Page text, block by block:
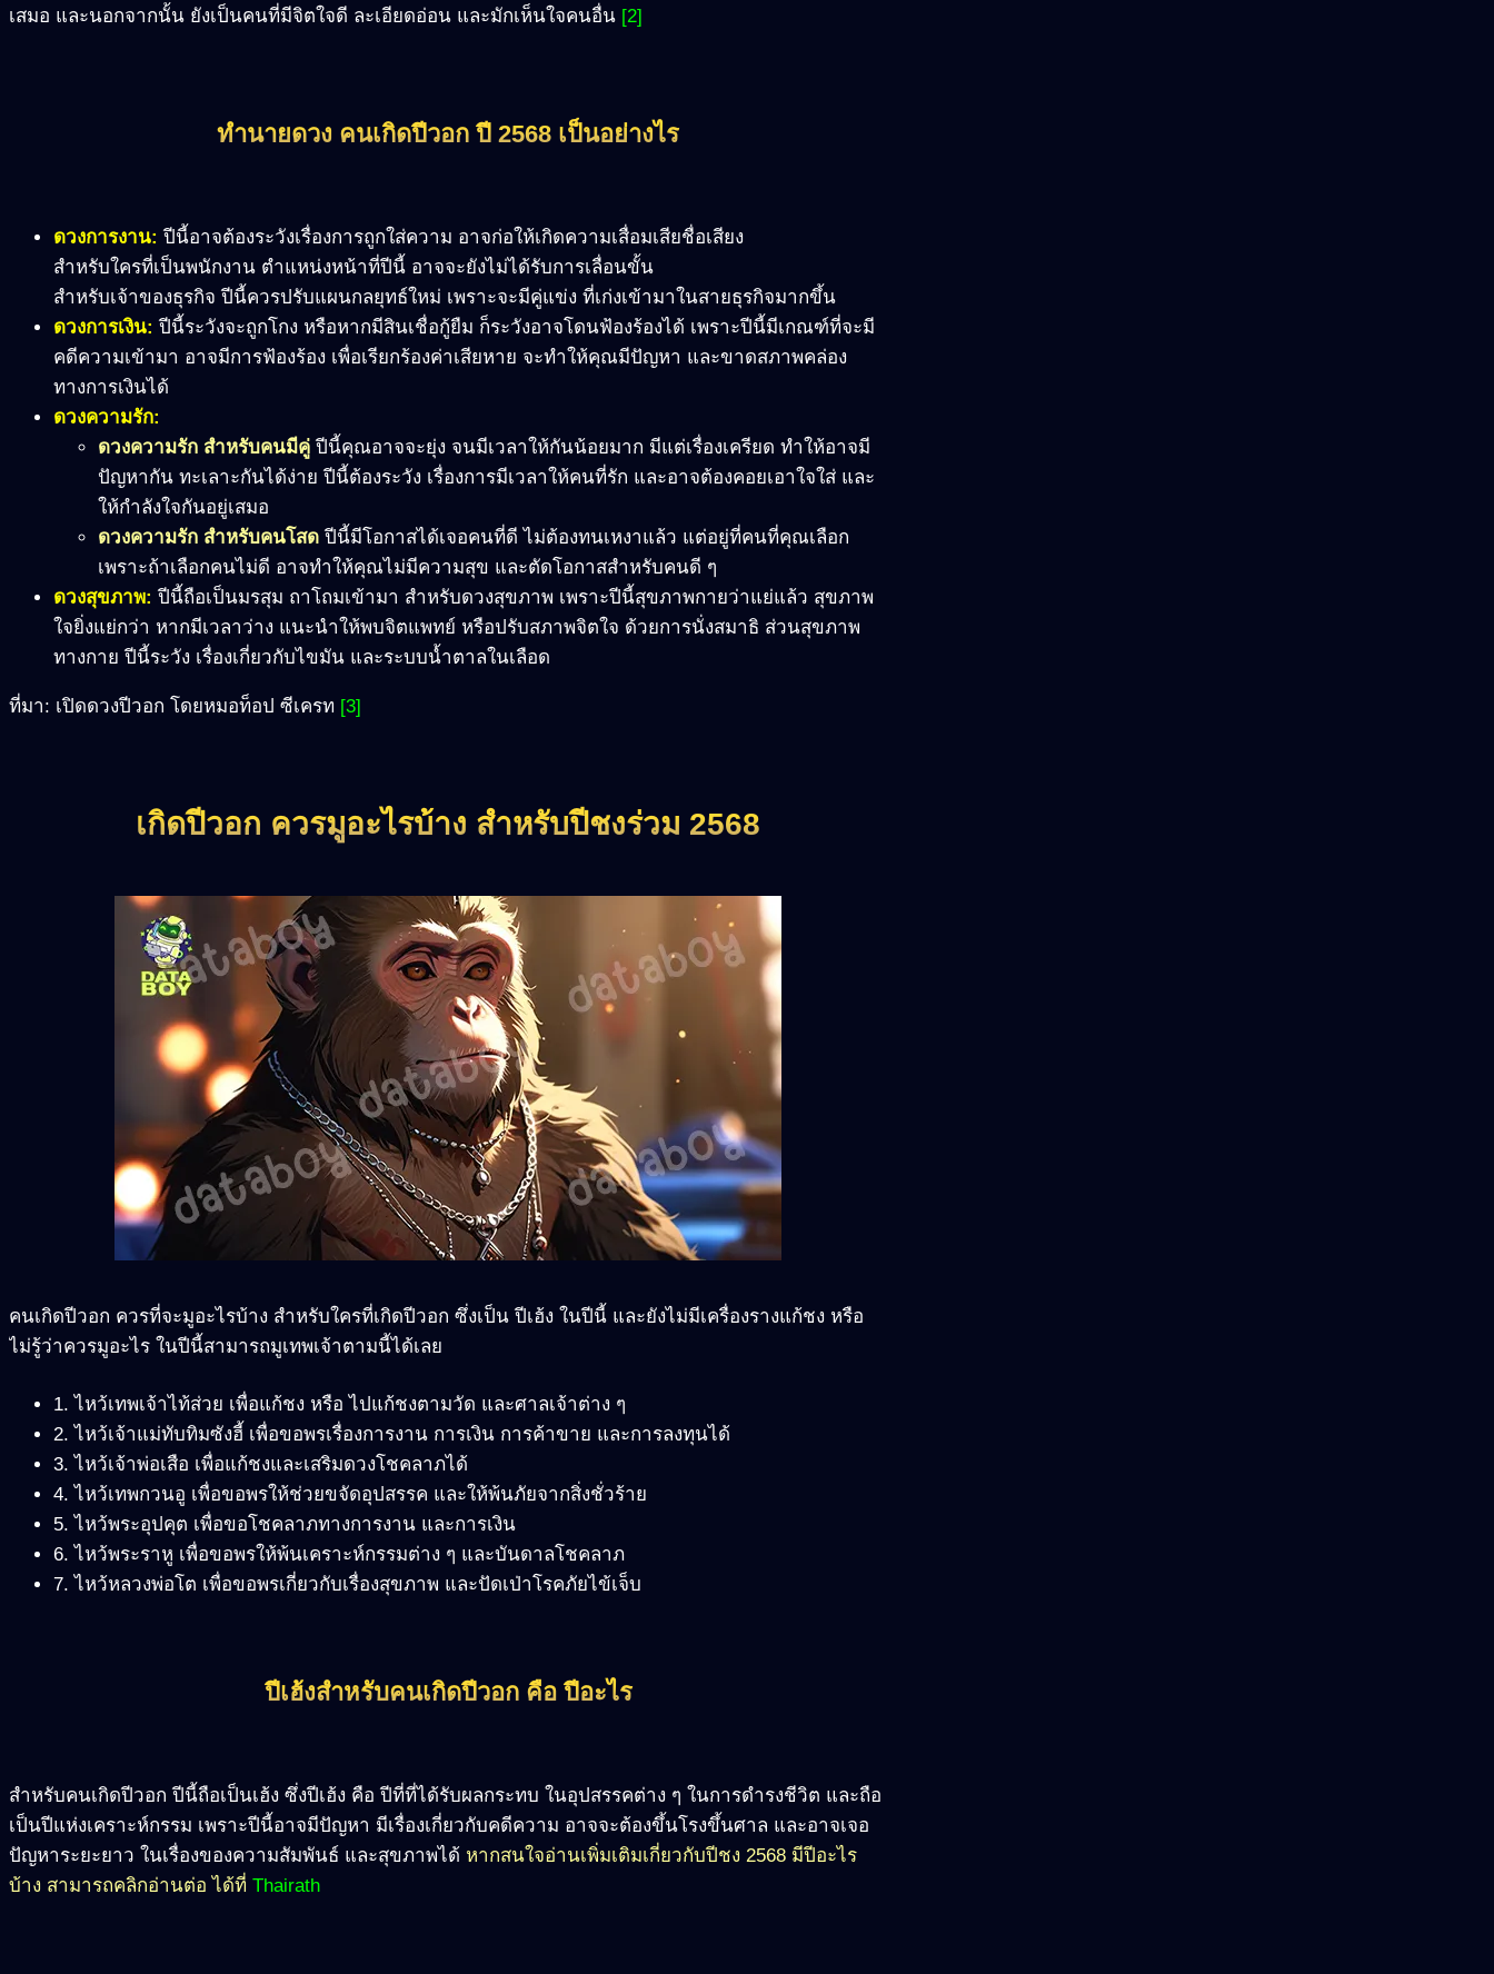
เสมอ และนอกจากนั้น ยังเป็นคนที่มีจิตใจดี ละเอียดอ่อน และมักเห็นใจคนอื่น [2]
ทำนายดวง คนเกิดปีวอก ปี 2568 เป็นอย่างไร
ดวงการงาน: ปีนี้อาจต้องระวังเรื่องการถูกใส่ความ อาจก่อให้เกิดความเสื่อมเสียชื่อเสียง
สำหรับใครที่เป็นพนักงาน ตำแหน่งหน้าที่ปีนี้ อาจจะยังไม่ได้รับการเลื่อนขั้น
สำหรับเจ้าของธุรกิจ ปีนี้ควรปรับแผนกลยุทธ์ใหม่ เพราะจะมีคู่แข่ง ที่เก่งเข้ามาในสายธุรกิจมากขึ้น
ดวงการเงิน: ปีนี้ระวังจะถูกโกง หรือหากมีสินเชื่อกู้ยืม ก็ระวังอาจโดนฟ้องร้องได้ เพราะปีนี้มีเกณฑ์ที่จะมี
คดีความเข้ามา อาจมีการฟ้องร้อง เพื่อเรียกร้องค่าเสียหาย จะทำให้คุณมีปัญหา และขาดสภาพคล่อง
ทางการเงินได้
ดวงความรัก:
ดวงความรัก สำหรับคนมีคู่ ปีนี้คุณอาจจะยุ่ง จนมีเวลาให้กันน้อยมาก มีแต่เรื่องเครียด ทำให้อาจมี
ปัญหากัน ทะเลาะกันได้ง่าย ปีนี้ต้องระวัง เรื่องการมีเวลาให้คนที่รัก และอาจต้องคอยเอาใจใส่ และ
ให้กำลังใจกันอยู่เสมอ
ดวงความรัก สำหรับคนโสด ปีนี้มีโอกาสได้เจอคนที่ดี ไม่ต้องทนเหงาแล้ว แต่อยู่ที่คนที่คุณเลือก
เพราะถ้าเลือกคนไม่ดี อาจทำให้คุณไม่มีความสุข และตัดโอกาสสำหรับคนดี ๆ
ดวงสุขภาพ: ปีนี้ถือเป็นมรสุม ถาโถมเข้ามา สำหรับดวงสุขภาพ เพราะปีนี้สุขภาพกายว่าแย่แล้ว สุขภาพ
ใจยิ่งแย่กว่า หากมีเวลาว่าง แนะนำให้พบจิตแพทย์ หรือปรับสภาพจิตใจ ด้วยการนั่งสมาธิ ส่วนสุขภาพ
ทางกาย ปีนี้ระวัง เรื่องเกี่ยวกับไขมัน และระบบน้ำตาลในเลือด
ที่มา: เปิดดวงปีวอก โดยหมอท็อป ซีเครท [3]
เกิดปีวอก ควรมูอะไรบ้าง สำหรับปีชงร่วม 2568
คนเกิดปีวอก ควรที่จะมูอะไรบ้าง สำหรับใครที่เกิดปีวอก ซึ่งเป็น ปีเฮ้ง ในปีนี้ และยังไม่มีเครื่องรางแก้ชง หรือ
ไม่รู้ว่าควรมูอะไร ในปีนี้สามารถมูเทพเจ้าตามนี้ได้เลย
1. ไหว้เทพเจ้าไท้ส่วย เพื่อแก้ชง หรือ ไปแก้ชงตามวัด และศาลเจ้าต่าง ๆ
2. ไหว้เจ้าแม่ทับทิมซังฮี้ เพื่อขอพรเรื่องการงาน การเงิน การค้าขาย และการลงทุนได้
3. ไหว้เจ้าพ่อเสือ เพื่อแก้ชงและเสริมดวงโชคลาภได้
4. ไหว้เทพกวนอู เพื่อขอพรให้ช่วยขจัดอุปสรรค และให้พ้นภัยจากสิ่งชั่วร้าย
5. ไหว้พระอุปคุต เพื่อขอโชคลาภทางการงาน และการเงิน
6. ไหว้พระราหู เพื่อขอพรให้พ้นเคราะห์กรรมต่าง ๆ และบันดาลโชคลาภ
7. ไหว้หลวงพ่อโต เพื่อขอพรเกี่ยวกับเรื่องสุขภาพ และปัดเป่าโรคภัยไข้เจ็บ
ปีเฮ้งสำหรับคนเกิดปีวอก คือ ปีอะไร
สำหรับคนเกิดปีวอก ปีนี้ถือเป็นเฮ้ง ซึ่งปีเฮ้ง คือ ปีที่ที่ได้รับผลกระทบ ในอุปสรรคต่าง ๆ ในการดำรงชีวิต และถือ
เป็นปีแห่งเคราะห์กรรม เพราะปีนี้อาจมีปัญหา มีเรื่องเกี่ยวกับคดีความ อาจจะต้องขึ้นโรงขึ้นศาล และอาจเจอ
ปัญหาระยะยาว ในเรื่องของความสัมพันธ์ และสุขภาพได้ หากสนใจอ่านเพิ่มเติมเกี่ยวกับปีชง 2568 มีปีอะไร
บ้าง สามารถคลิกอ่านต่อ ได้ที่ Thairath